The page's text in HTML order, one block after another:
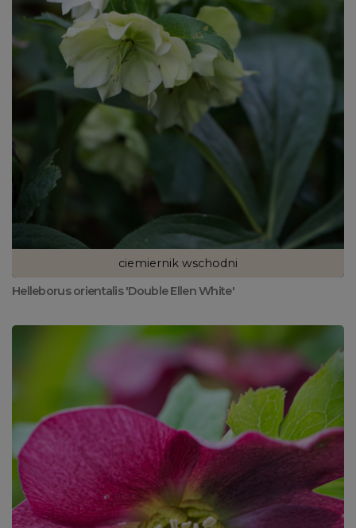
ciemiernik wschodni
Helleborus orientalis 'Double Ellen White'